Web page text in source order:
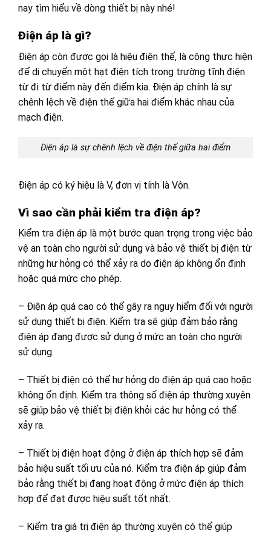
nay tìm hiểu về dòng thiết bị này nhé!
Điện áp là gì?
Điện áp còn được gọi là hiệu điện thế, là công thực hiện
để di chuyển một hạt điện tích trong trường tĩnh điện
từ đi từ điểm này đến điểm kia. Điện áp chính là sự
chênh lệch về điện thế giữa hai điểm khác nhau của
mạch điện.
Điện áp là sự chênh lệch về điện thế giữa hai điểm
Điện áp có ký hiệu là V, đơn vị tính là Vôn.
Vì sao cần phải kiểm tra điện áp?
Kiểm tra điện áp là một bước quan trọng trong việc bảo
vệ an toàn cho người sử dụng và bảo vệ thiết bị điện từ
những hư hỏng có thể xảy ra do điện áp không ổn định
hoặc quá mức cho phép.
– Điện áp quá cao có thể gây ra nguy hiểm đối với người
sử dụng thiết bị điện. Kiểm tra sẽ giúp đảm bảo rằng
điện áp đang được sử dụng ở mức an toàn cho người
sử dụng.
– Thiết bị điện có thể hư hỏng do điện áp quá cao hoặc
không ổn định. Kiểm tra thông số điện áp thường xuyên
sẽ giúp bảo vệ thiết bị điện khỏi các hư hỏng có thể
xảy ra.
– Thiết bị điện hoạt động ở điện áp thích hợp sẽ đảm
bảo hiệu suất tối ưu của nó. Kiểm tra điện áp giúp đảm
bảo rằng thiết bị đang hoạt động ở mức điện áp thích
hợp để đạt được hiệu suất tốt nhất.
– Kiểm tra giá trị điện áp thường xuyên có thể giúp